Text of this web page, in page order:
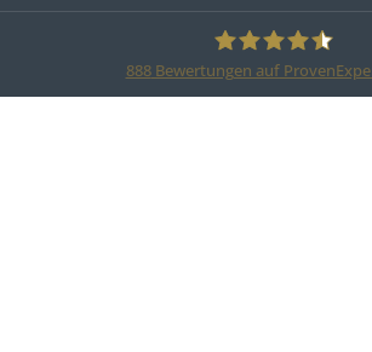
888Bewertungen auf